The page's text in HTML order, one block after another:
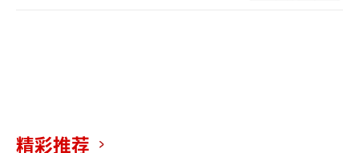
精彩推荐